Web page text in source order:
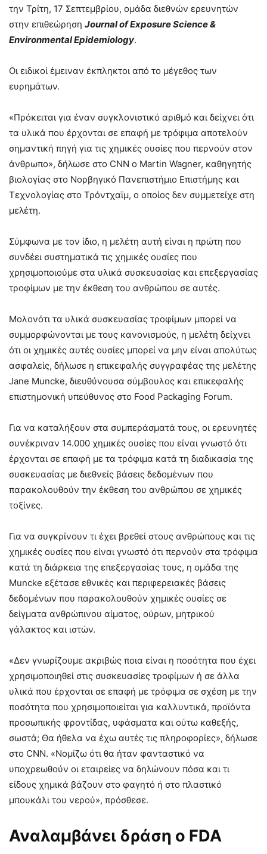
την Τρίτη, 17 Σεπτεμβρίου, ομάδα διεθνών ερευνητών
στην επιθεώρηση Journal of Exposure Science &
Environmental Epidemiology.
Οι ειδικοί έμειναν έκπληκτοι από το μέγεθος των
ευρημάτων.
«Πρόκειται για έναν συγκλονιστικό αριθμό και δείχνει ότι
τα υλικά που έρχονται σε επαφή με τρόφιμα αποτελούν
σημαντική πηγή για τις χημικές ουσίες που περνούν στον
άνθρωπο», δήλωσε στο CNN ο Martin Wagner, καθηγητής
βιολογίας στο Νορβηγικό Πανεπιστήμιο Επιστήμης και
Τεχνολογίας στο Τρόντχαϊμ, ο οποίος δεν συμμετείχε στη
μελέτη.
Σύμφωνα με τον ίδιο, η μελέτη αυτή είναι η πρώτη που
συνδέει συστηματικά τις χημικές ουσίες που
χρησιμοποιούμε στα υλικά συσκευασίας και επεξεργασίας
τροφίμων με την έκθεση του ανθρώπου σε αυτές.
Μολονότι τα υλικά συσκευασίας τροφίμων μπορεί να
συμμορφώνονται με τους κανονισμούς, η μελέτη δείχνει
ότι οι χημικές αυτές ουσίες μπορεί να μην είναι απολύτως
ασφαλείς, δήλωσε η επικεφαλής συγγραφέας της μελέτης
Jane Muncke, διευθύνουσα σύμβουλος και επικεφαλής
επιστημονική υπεύθυνος στο Food Packaging Forum.
Για να καταλήξουν στα συμπεράσματά τους, οι ερευνητές
συνέκριναν 14.000 χημικές ουσίες που είναι γνωστό ότι
έρχονται σε επαφή με τα τρόφιμα κατά τη διαδικασία της
συσκευασίας με διεθνείς βάσεις δεδομένων που
παρακολουθούν την έκθεση του ανθρώπου σε χημικές
τοξίνες.
Για να συγκρίνουν τι έχει βρεθεί στους ανθρώπους και τις
χημικές ουσίες που είναι γνωστό ότι περνούν στα τρόφιμα
κατά τη διάρκεια της επεξεργασίας τους, η ομάδα της
Muncke εξέτασε εθνικές και περιφερειακές βάσεις
δεδομένων που παρακολουθούν χημικές ουσίες σε
δείγματα ανθρώπινου αίματος, ούρων, μητρικού
γάλακτος και ιστών.
«Δεν γνωρίζουμε ακριβώς ποια είναι η ποσότητα που έχει
χρησιμοποιηθεί στις συσκευασίες τροφίμων ή σε άλλα
υλικά που έρχονται σε επαφή με τρόφιμα σε σχέση με την
ποσότητα που χρησιμοποιείται για καλλυντικά, προϊόντα
προσωπικής φροντίδας, υφάσματα και ούτω καθεξής,
σωστά; Θα ήθελα να έχω αυτές τις πληροφορίες», δήλωσε
στο CNN. «Νομίζω ότι θα ήταν φανταστικό να
υποχρεωθούν οι εταιρείες να δηλώνουν πόσα και τι
είδους χημικά βάζουν στο φαγητό ή στο πλαστικό
μπουκάλι του νερού», πρόσθεσε.
Αναλαμβάνει δράση ο FDA